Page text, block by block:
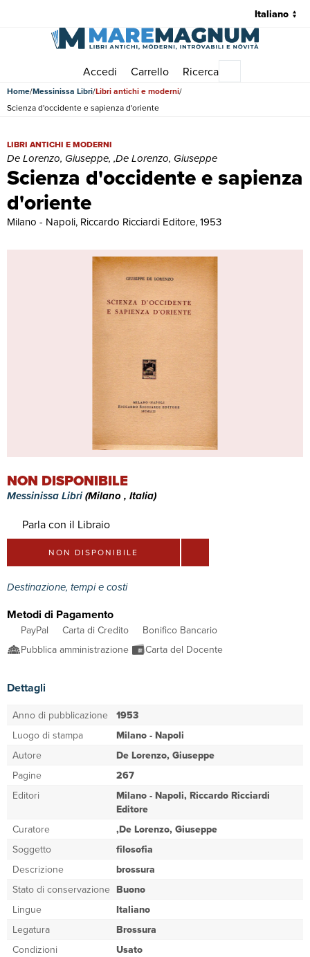
Accedi Carrello Ricerca
Home Messinissa Libri Libri antichi e moderni
Scienza d'occidente e sapienza d'oriente
Scienza d'occidente e sapienza
d'oriente
Scienza d'occidente e sapienza d'oriente | Libri antichi e moderni |
LIBRI ANTICHI E MODERNI
De Lorenzo, Giuseppe, ,De Lorenzo, Giuseppe
Milano - Napoli, Riccardo Ricciardi Editore, 1953
NON DISPONIBILE
Messinissa Libri(Milano , Italia)
Parla con il Libraio
NON DISPONIBILE
Destinazione, tempi e costi
Metodi di Pagamento
PayPal Carta di Credito
Bonifico Bancario
Pubblica amministrazione
Carta del Docente
Dettagli
Anno di pubblicazione 1953
Luogo di stampa
Milano - Napoli
Autore
De Lorenzo, Giuseppe
Pagine
267
Editori
Milano - Napoli, Riccardo Ricciardi
Editore
Curatore
,De Lorenzo, Giuseppe
Soggetto
filosofia
Descrizione
brossura
Stato di conservazione Buono
Lingue
Italiano
Legatura
Brossura
Condizioni
Usato